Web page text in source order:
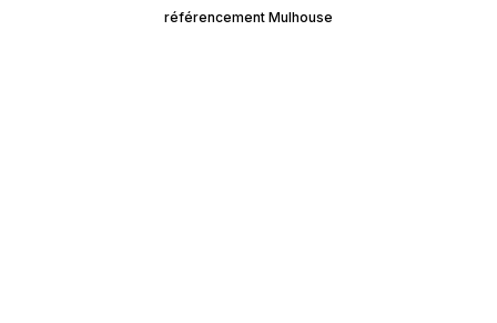
référencement Mulhouse